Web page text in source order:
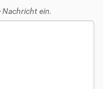
Nachricht ein.